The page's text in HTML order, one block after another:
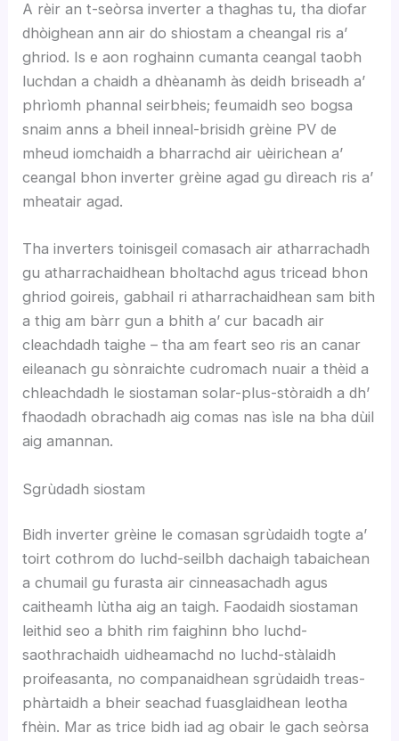
A rèir an t-seòrsa inverter a thaghas tu, tha diofar
dhòighean ann air do shiostam a cheangal ris a’
ghriod. Is e aon roghainn cumanta ceangal taobh
luchdan a chaidh a dhèanamh às deidh briseadh a’
phrìomh phannal seirbheis; feumaidh seo bogsa
snaim anns a bheil inneal-brisidh grèine PV de
mheud iomchaidh a bharrachd air uèirichean a’
ceangal bhon inverter grèine agad gu dìreach ris a’
mheatair agad.
Tha inverters toinisgeil comasach air atharrachadh
gu atharrachaidhean bholtachd agus tricead bhon
ghriod goireis, gabhail ri atharrachaidhean sam bith
a thig am bàrr gun a bhith a’ cur bacadh air
cleachdadh taighe – tha am feart seo ris an canar
eileanach gu sònraichte cudromach nuair a thèid a
chleachdadh le siostaman solar-plus-stòraidh a dh’
fhaodadh obrachadh aig comas nas ìsle na bha dùil
aig amannan.
Sgrùdadh siostam
Bidh inverter grèine le comasan sgrùdaidh togte a’
toirt cothrom do luchd-seilbh dachaigh tabaichean
a chumail gu furasta air cinneasachadh agus
caitheamh lùtha aig an taigh. Faodaidh siostaman
leithid seo a bhith rim faighinn bho luchd-
saothrachaidh uidheamachd no luchd-stàlaidh
proifeasanta, no companaidhean sgrùdaidh treas-
phàrtaidh a bheir seachad fuasglaidhean leotha
fhèin. Mar as trice bidh iad ag obair le gach seòrsa